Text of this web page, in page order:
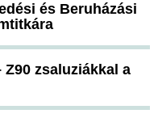
és Beruházási
zsaluziákkal a